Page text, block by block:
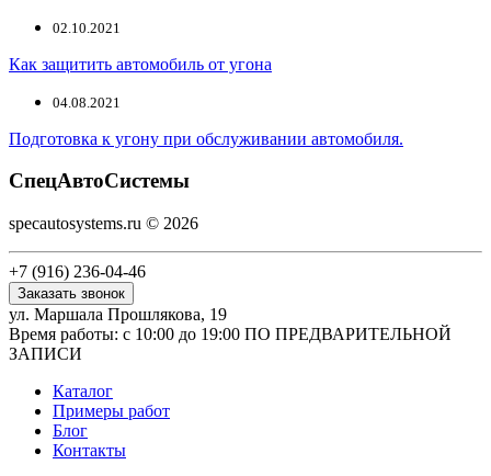
02.10.2021
Как защитить автомобиль от угона
04.08.2021
Подготовка к угону при обслуживании автомобиля.
СпецАвтоСистемы
specautosystems.ru © 2026
+7 (916) 236-04-46
Заказать звонок
ул. Маршала Прошлякова, 19
Время работы: с 10:00 до 19:00 ПО ПРЕДВАРИТЕЛЬНОЙ
ЗАПИСИ
Каталог
Примеры работ
Блог
Контакты